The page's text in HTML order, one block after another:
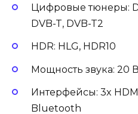
Цифровые тюнеры:
DVB-T, DVB-T2
HDR: HLG, HDR10
Мощность звука: 20
Интерфейсы: 3x
Bluetooth